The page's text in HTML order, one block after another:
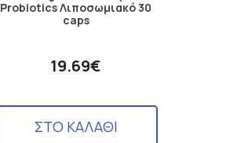
Probiotics Λιποσωμιακό 30
caps
19.69€
ΣΤΟ ΚΑΛΑΘΙ